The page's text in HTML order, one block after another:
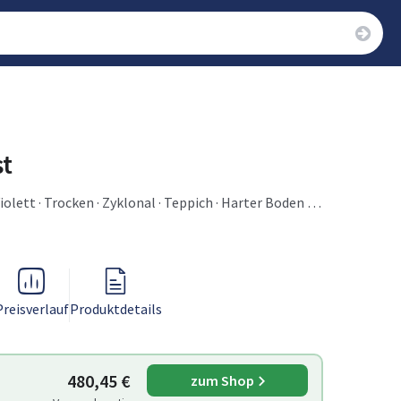
· Trocken · Zyklonal · Teppich · Harter Boden ·
Produktdetails
480,45 € zum Shop